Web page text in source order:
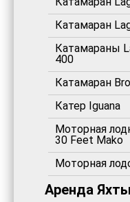
Катамаран
Катамараны
400
Катамаран
Катер Iguana
Моторная
30 Feet Mako
Моторная
Аренда